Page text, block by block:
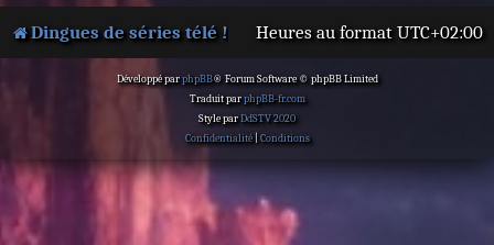
Dingues de séries télé ! Heures au format UTC+02:00
Développé parphpBB® Forum Software © phpBB Limited
Traduit parphpBB-fr.com
Style parDdSTV 2020
Confidentialité| Conditions